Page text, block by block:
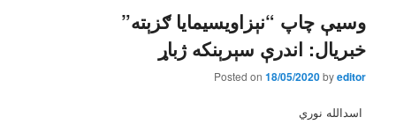
وسيې چاپ “نېزاويسيمايا ګزېته”
خبريال: اندرې سېرېنکه ژباړ
Posted on 18/05/2020byeditor
اسدالله نوري